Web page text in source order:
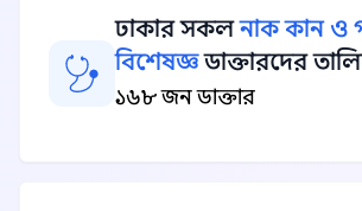
ঢাকার সকলনাক কান ও
বিশেষজ্ঞডাক্তারদের
১৬৮ জন ডাক্তার